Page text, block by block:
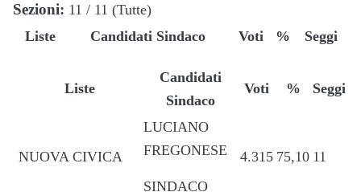
Sezioni: 11 / 11 (Tutte)
Liste
Candidati Sindaco Voti % Seggi
Liste
Candidati
Sindaco
Voti % Seggi
NUOVA CIVICA
LUCIANO
FREGONESE
SINDACO
4.315 75,10 11